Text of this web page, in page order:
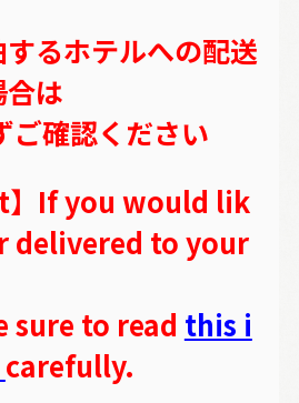
するホテルへの配送
は
ご確認ください
】If you would lik
delivered to your
sure to read this i
carefully.